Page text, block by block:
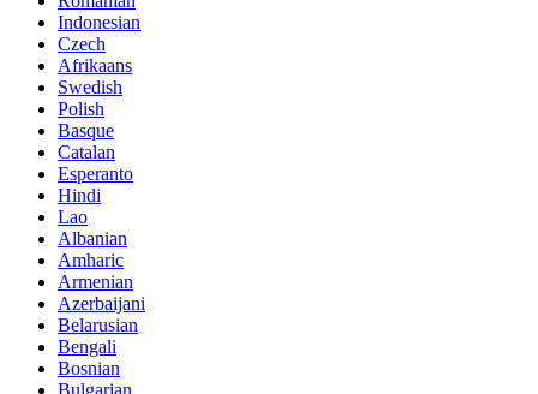
Indonesian
Czech
Afrikaans
Swedish
Polish
Basque
Catalan
Esperanto
Hindi
Lao
Albanian
Amharic
Armenian
Azerbaijani
Belarusian
Bengali
Bosnian
Bulgarian